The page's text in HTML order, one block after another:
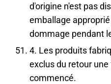
d'origine n'est pas
emballage
dommage pendant
4. Les produits
exclus du retour
commencé.